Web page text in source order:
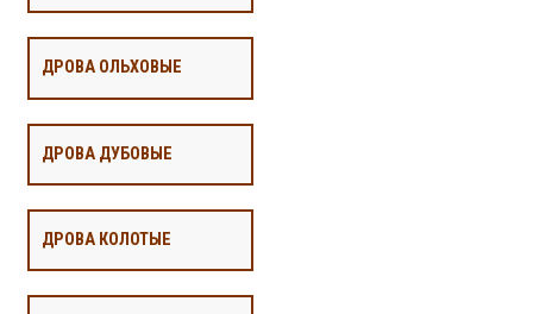
ДРОВА ОЛЬХОВЫЕ
ДРОВА ДУБОВЫЕ
ДРОВА КОЛОТЫЕ